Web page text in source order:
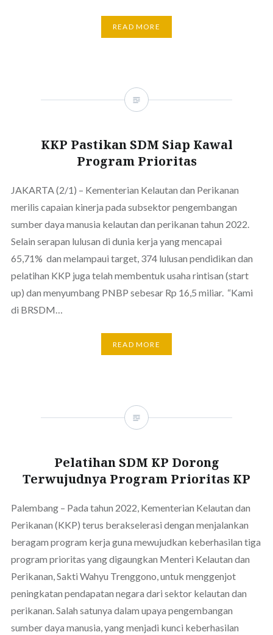
READ MORE
KKP Pastikan SDM Siap Kawal
Program Prioritas
JAKARTA (2/1) – Kementerian Kelautan dan Perikanan
merilis capaian kinerja pada subsektor pengembangan
sumber daya manusia kelautan dan perikanan tahun 2022.
Selain serapan lulusan di dunia kerja yang mencapai
65,71% dan melampaui target, 374 lulusan pendidikan dan
pelatihan KKP juga telah membentuk usaha rintisan (start
up) dan menyumbang PNBP sebesar Rp 16,5 miliar. “Kami
di BRSDM…
READ MORE
Pelatihan SDM KP Dorong
Terwujudnya Program Prioritas KP
Palembang – Pada tahun 2022, Kementerian Kelautan dan
Perikanan (KKP) terus berakselerasi dengan menjalankan
beragam program kerja guna mewujudkan keberhasilan tiga
program prioritas yang digaungkan Menteri Kelautan dan
Perikanan, Sakti Wahyu Trenggono, untuk menggenjot
peningkatan pendapatan negara dari sektor kelautan dan
perikanan. Salah satunya dalam upaya pengembangan
sumber daya manusia, yang menjadi kunci keberhasilan